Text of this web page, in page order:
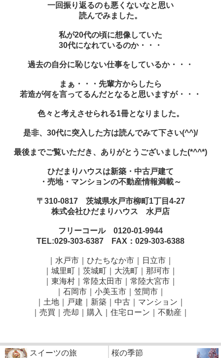
一回振り返るのも悪くないなと思い
読んでみました。
私が20代の頃に想像していた
30代になれているのか・・・
過去の自分に恥じない仕事をしているか・・・
まぁ・・・先輩方からしたら
若造が何を言ってるんだとなると思いますが・・・
色々と考えさせられる1冊となりました。
是非、30代に突入した方は読んでみて下さい(^^)/
最後までご覧いただき、ありがとうございました(*^^*)
ひだまりハウスは新築・中古戸建て
・売地・マンションの不動産情報満載～
〒310-0817 茨城県水戸市柳町1丁目4-27
株式会社ひだまりハウス 水戸店
フリーコール 0120-01-9944
TEL:029-303-6387 FAX：029-303-6388
｜水戸市｜ひたちなか市｜日立市｜
｜城里町｜茨城町｜大洗町｜那珂市｜
｜東海村｜常陸太田市｜常陸大宮市｜
｜石岡市｜小美玉市｜笠間市
｜土地｜戸建｜新築｜中古｜マンション｜
｜売買｜売却｜購入｜住宅ローン｜不動産｜
スイーツの旅 桜の季節